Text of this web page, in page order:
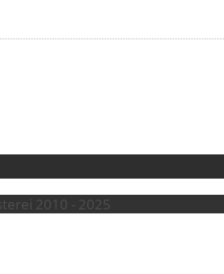
2010 - 2025